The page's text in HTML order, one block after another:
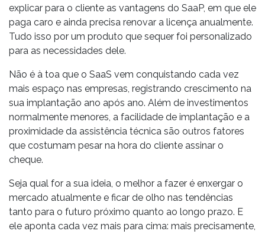
explicar para o cliente as vantagens do SaaP, em que ele
paga caro e ainda precisa renovar a licença anualmente.
Tudo isso por um produto que sequer foi personalizado
para as necessidades dele.
Não é à toa que o SaaS vem conquistando cada vez
mais espaço nas empresas, registrando crescimento na
sua implantação ano após ano. Além de investimentos
normalmente menores, a facilidade de implantação e a
proximidade da assistência técnica são outros fatores
que costumam pesar na hora do cliente assinar o
cheque.
Seja qual for a sua ideia, o melhor a fazer é enxergar o
mercado atualmente e ficar de olho nas tendências
tanto para o futuro próximo quanto ao longo prazo. E
ele aponta cada vez mais para cima: mais precisamente,